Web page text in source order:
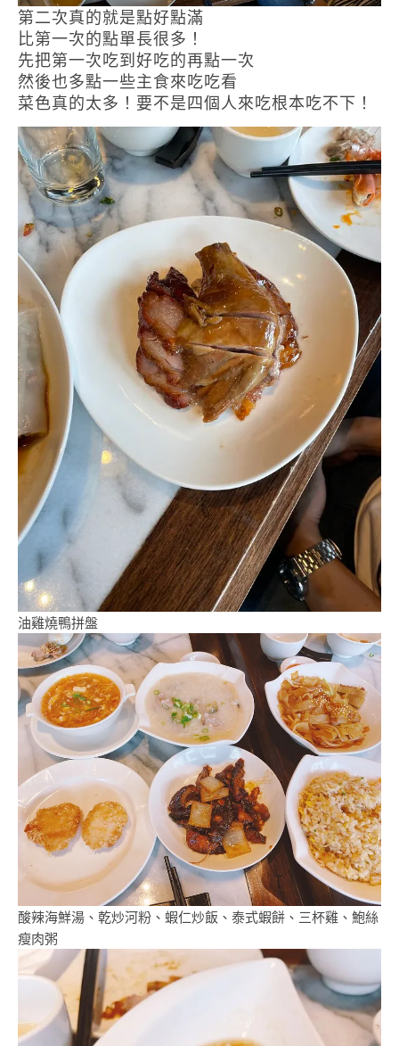
第二次真的就是點好點滿
比第一次的點單長很多！
先把第一次吃到好吃的再點一次
然後也多點一些主食來吃吃看
菜色真的太多！要不是四個人來吃根本吃不下！
油雞燒鴨拼盤
酸辣海鮮湯、乾炒河粉、蝦仁炒飯、泰式蝦餅、三杯雞、鮑絲
瘦肉粥